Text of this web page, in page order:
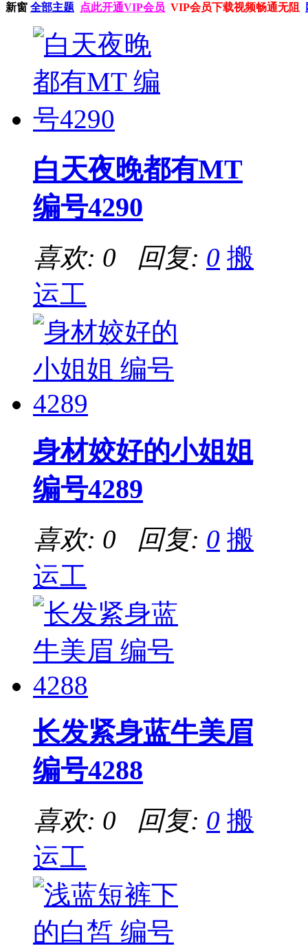
新窗 全部主题 点此开通VIP会员 VIP会员下载视频畅通无阻
白天夜晚都有MT
编号4290
喜欢: 0 回复: 0 搬
运工
身材姣好的小姐姐
编号4289
喜欢: 0 回复: 0 搬
运工
长发紧身蓝牛美眉
编号4288
喜欢: 0 回复: 0 搬
运工